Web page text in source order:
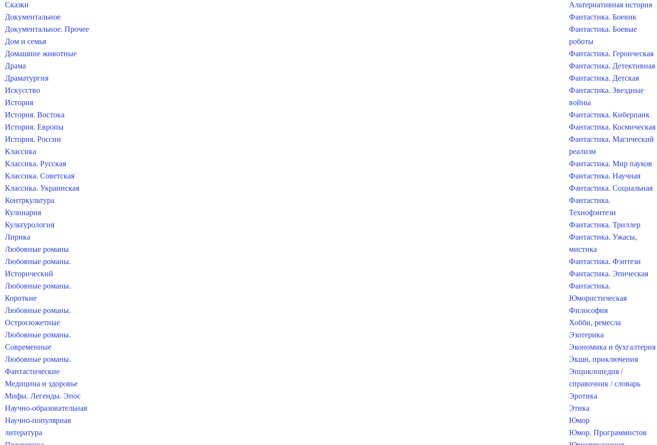
Сказки
Документальное
Документальное. Прочее
Дом и семья
Домашние животные
Драма
Драматургия
Искусство
История
История. Востока
История. Европы
История. России
Классика
Классика. Русская
Классика. Советская
Классика. Украинская
Контркультура
Кулинария
Культурология
Лирика
Любовные романы
Любовные романы.
Исторический
Любовные романы.
Короткие
Любовные романы.
Остросюжетные
Любовные романы.
Современные
Любовные романы.
Фантастические
Медицина и здоровье
Мифы. Легенды. Эпос
Научно-образовательная
Научно-популярная
литература
Альтернативная история
Фантастика. Боевик
Фантастика. Боевые
роботы
Фантастика. Героическая
Фантастика. Детективная
Фантастика. Детская
Фантастика. Звездные
войны
Фантастика. Киберпанк
Фантастика. Космическая
Фантастика. Магический
реализм
Фантастика. Мир пауков
Фантастика. Научная
Фантастика. Социальная
Фантастика.
Технофэнтези
Фантастика. Триллер
Фантастика. Ужасы,
мистика
Фантастика. Фэнтези
Фантастика. Эпическая
Фантастика.
Юмористическая
Философия
Хобби, ремесла
Эзотерика
Экономика и бухгалтерия
Экшн, приключения
Энциклопедия /
справочник / словарь
Эротика
Этика
Юмор
Юмор. Программистов